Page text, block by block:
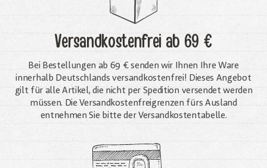
Versandkostenfreiab 69 €
Bei Bestellungen ab 69 € senden wir Ihnen Ihre Ware
innerhalb Deutschlands versandkostenfrei! Dieses Angebot
gilt für alle Artikel, die nicht per Spedition versendet werden
müssen. Die Versandkosten­freigrenzen fürs Ausland
entnehmen Sie bitte der Versandkostentabelle.